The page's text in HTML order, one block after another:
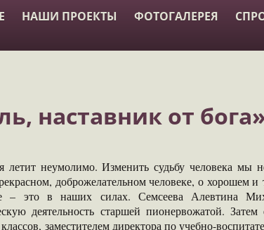
НАШИ ПРОЕКТЫ ФОТОГАЛЕРЕЯ
наставник от
неумолимо. Изменить судьбу человека мы
доброжелательном человеке, о хорошем и
– это в наших силах. Семсеева Алевтина
деятельность старшей пионервожатой.
заместителем директора по учебно-